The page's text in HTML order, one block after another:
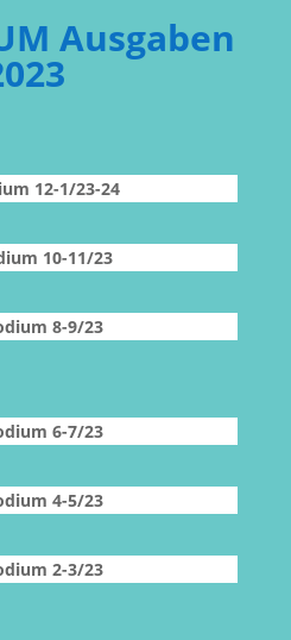
Ausgaben
12-1/23-24
10-11/23
8-9/23
6-7/23
4-5/23
2-3/23